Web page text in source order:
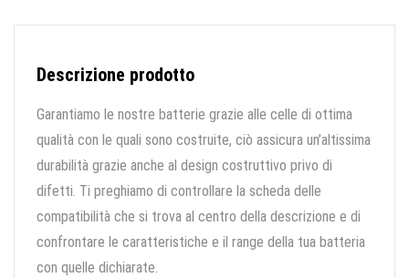
Descrizione prodotto
Garantiamo le nostre batterie grazie alle celle di ottima
qualità con le quali sono costruite, ciò assicura un’altissima
durabilità grazie anche al design costruttivo privo di
difetti. Ti preghiamo di controllare la scheda delle
compatibilità che si trova al centro della descrizione e di
confrontare le caratteristiche e il range della tua batteria
con quelle dichiarate.